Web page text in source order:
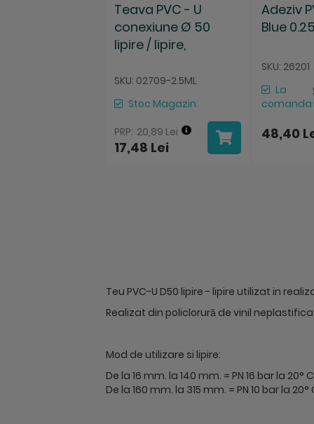
Teava PVC - U
conexiune Ø 50
lipire / lipire,
SKU: 02709-2.5ML
Stoc Magazin
20,89 Lei
17,48 Lei
Adeziv
Blue
SKU: 26201
La
comanda
48,40
Teu PVC-U D50 lipire - lipire utilizat in
Realizat din policlorură de vinil
Mod de utilizare si lipire:
De la 16 mm. la 140 mm. = PN 16 bar la 20°
De la 160 mm. la 315 mm. = PN 10 bar la 20°